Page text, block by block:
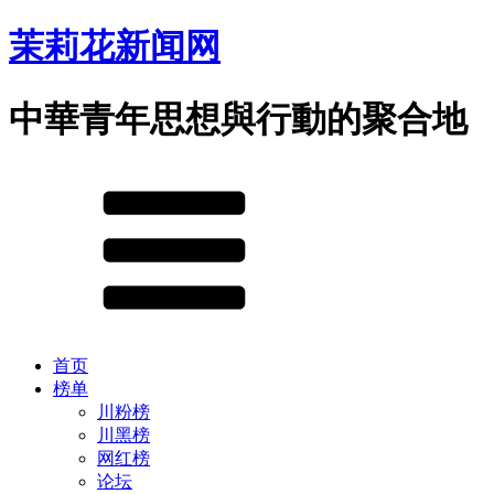
茉莉花新闻网
中華青年思想與行動的聚合地
首页
榜单
川粉榜
川黑榜
网红榜
论坛